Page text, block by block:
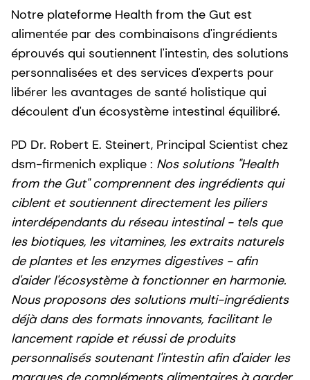
Notre plateforme Health from the Gut est
alimentée par des combinaisons d'ingrédients
éprouvés qui soutiennent l'intestin, des solutions
personnalisées et des services d'experts pour
libérer les avantages de santé holistique qui
découlent d'un écosystème intestinal équilibré.
PD Dr. Robert E. Steinert, Principal Scientist chez
dsm-firmenich explique : Nos solutions "Health
from the Gut" comprennent des ingrédients qui
ciblent et soutiennent directement les piliers
interdépendants du réseau intestinal - tels que
les biotiques, les vitamines, les extraits naturels
de plantes et les enzymes digestives - afin
d'aider l'écosystème à fonctionner en harmonie.
Nous proposons des solutions multi-ingrédients
déjà dans des formats innovants, facilitant le
lancement rapide et réussi de produits
personnalisés soutenant l'intestin afin d'aider les